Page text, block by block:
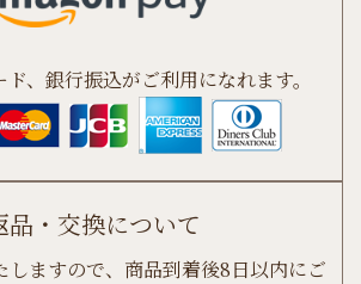
、銀行振込がご利用になれます。
品・交換について
しますので、商品到着後8日以内にご